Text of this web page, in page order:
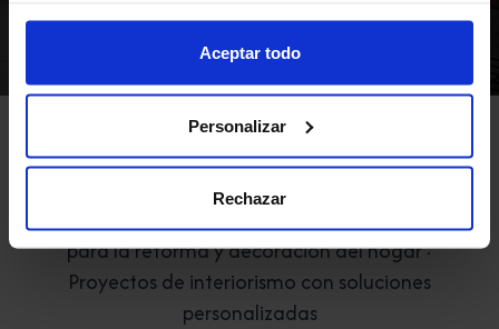
Aceptar todo
Personalizar
Rechazar
Confort del Baño Granada
para la reforma y decoración del hogar ·
Proyectos de interiorismo con soluciones
personalizadas